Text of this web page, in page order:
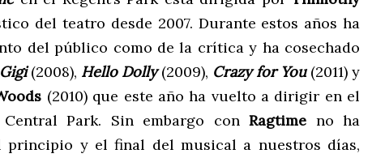
del teatro desde 2007. Durante estos años ha
del público como de la crítica y ha cosechado
Gigi(2008), Hello Dolly(2009), Crazy for You(2011) y
(2010) que este año ha vuelto a dirigir en el
Park. Sin embargo con Ragtime no ha
principio y el final del musical a nuestros días,